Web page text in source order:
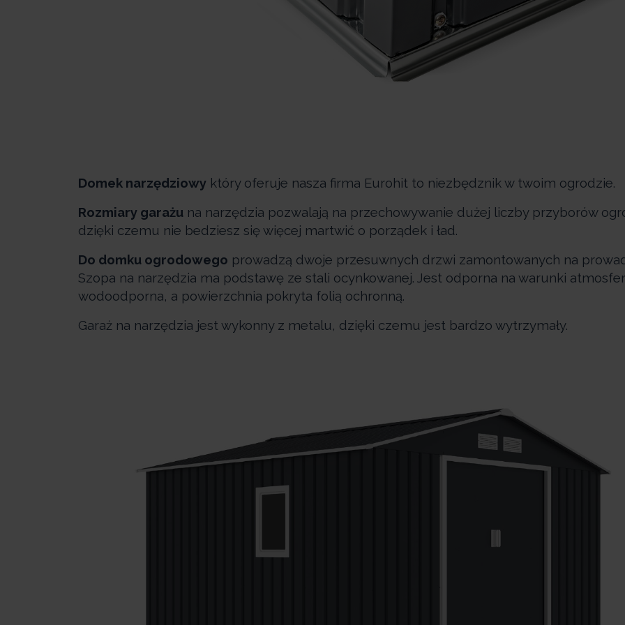
Domek narzędziowy który oferuje nasza firma Eurohit to niezbędznik w twoim ogrodzie.
Rozmiary garażu na narzędzia pozwalają na przechowywanie dużej liczby przyborów
dzięki czemu nie bedziesz się więcej martwić o porządek i ład.
Do domku ogrodowego prowadzą dwoje przesuwnych drzwi zamontowanych na
Szopa na narzędzia ma podstawę ze stali ocynkowanej. Jest odporna na warunki
wodoodporna, a powierzchnia pokryta folią ochronną.
Garaż na narzędzia jest wykonny z metalu, dzięki czemu jest bardzo wytrzymały.